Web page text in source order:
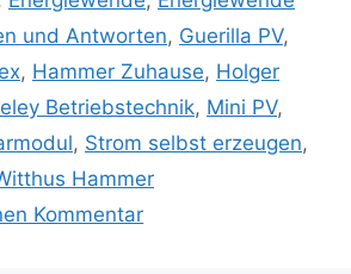
und Antworten, Guerilla PV,
, Hammer Zuhause, Holger
Betriebstechnik, Mini PV,
, Strom selbst erzeugen,
Hammer
Kommentar